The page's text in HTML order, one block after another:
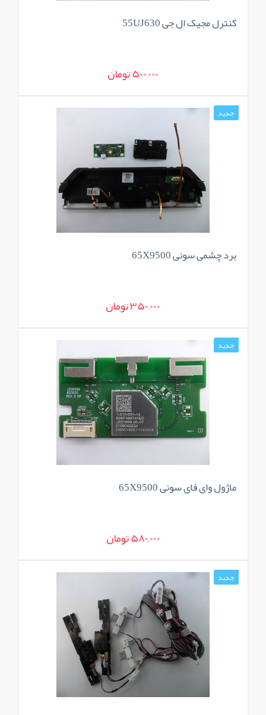
کنترل مجیک ال جی 55UJ630
500,000 تومان
جدید
برد چشمی سونی 65X9500
350,000 تومان
جدید
ماژول وای فای سونی 65X9500
580,000 تومان
جدید